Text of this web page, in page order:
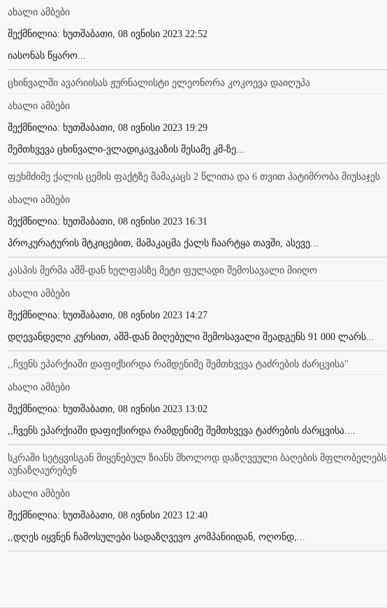
ახალი ამბები
შექმნილია: ხუთშაბათი, 08 ივნისი 2023 22:52
იასონას წყარო...
ცხინვალში ავარიისას ჟურნალისტი ელეონორა კოკოევა დაიღუპა
ახალი ამბები
შექმნილია: ხუთშაბათი, 08 ივნისი 2023 19:29
შემთხვევა ცხინვალი-ვლადიკავკაზის მესამე კმ-ზე...
ფეხმძიმე ქალის ცემის ფაქტზე მამაკაცს 2 წლითა და 6 თვით პატიმრობა მიუსაჯეს
ახალი ამბები
შექმნილია: ხუთშაბათი, 08 ივნისი 2023 16:31
პროკურატურის მტკიცებით, მამაკაცმა ქალს ჩაარტყა თავში, ასევე...
კასპის მერმა აშშ-დან ხელფასზე მეტი ფულადი შემოსავალი მიიღო
ახალი ამბები
შექმნილია: ხუთშაბათი, 08 ივნისი 2023 14:27
დღევანდელი კურსით, აშშ-დან მიღებული შემოსავალი შეადგენს 91 000 ლარს...
,,ჩვენს ეპარქიაში დაფიქსირდა რამდენიმე შემთხვევა ტაძრების ძარცვისა''
ახალი ამბები
შექმნილია: ხუთშაბათი, 08 ივნისი 2023 13:02
,,ჩვენს ეპარქიაში დაფიქსირდა რამდენიმე შემთხვევა ტაძრების ძარცვისა....
სკრაში სეტყვისგან მიყენებულ ზიანს მხოლოდ დაზღვეული ბაღების მფლობელებს
აუნაზღაურებენ
ახალი ამბები
შექმნილია: ხუთშაბათი, 08 ივნისი 2023 12:40
,,დღეს იყვნენ ჩამოსულები სადაზღვევო კომპანიიდან, ოღონდ,...